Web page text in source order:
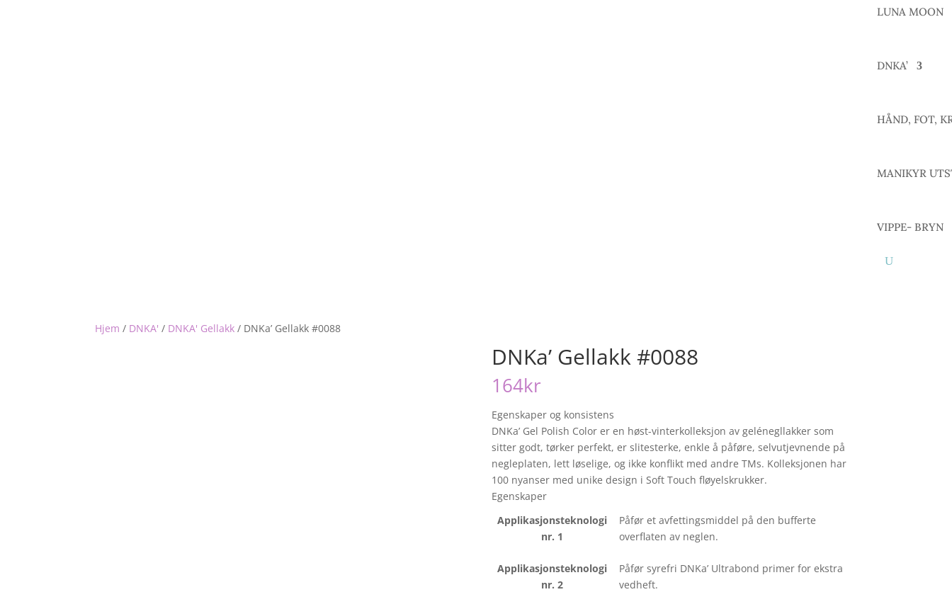
LUNA MOON
DNKA’
HÅND, FOT,
MANIKYR
VIPPE- BRYN
Hjem / DNKA' / DNKA' Gellakk / DNKa’ Gellakk #0088
DNKa’ Gellakk #0088
164kr
Egenskaper og konsistens
DNKa’ Gel Polish Color er en høst-vinterkolleksjon av gelénegllakker som
sitter godt, tørker perfekt, er slitesterke, enkle å påføre, selvutjevnende på
negleplaten, lett løselige, og ikke konflikt med andre TMs. Kolleksjonen har
100 nyanser med unike design i Soft Touch fløyelskrukker.
Egenskaper
Applikasjonsteknologi
nr. 1
Påfør et avfettingsmiddel på den bufferte
overflaten av neglen.
Applikasjonsteknologi
nr. 2
Påfør syrefri DNKa’ Ultrabond primer for ekstra
vedheft.